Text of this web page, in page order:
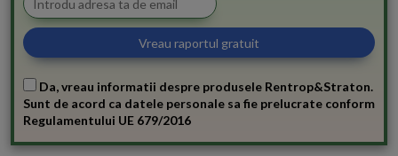
Da, vreau informatii despre produsele Rentrop&Straton.
Sunt de acord ca datele personale sa fie prelucrate conform
Regulamentului UE 679/2016